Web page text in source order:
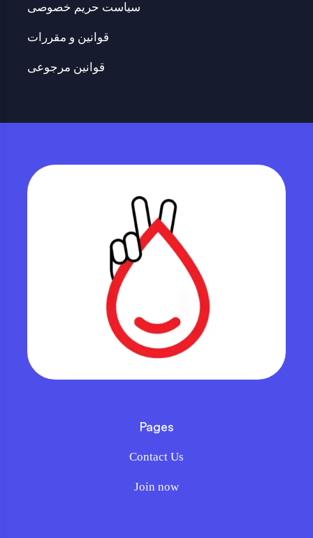
سیاست حریم خصوصی
قوانین و مقررات
قوانین مرجوعی
Pages
Contact Us
Join now